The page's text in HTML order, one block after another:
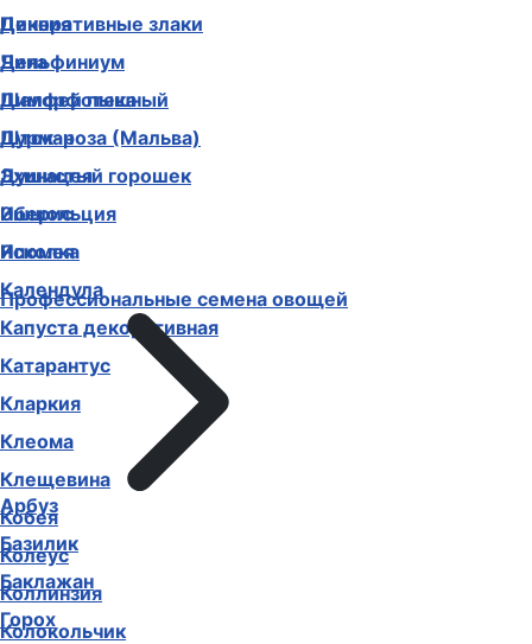
Декоративные злаки
Дельфиниум
Диморфотека
Дурман
Душистый горошек
Иберис
Ипомея
Календула
Капуста декоративная
Катарантус
Кларкия
Клеома
Клещевина
Кобея
Колеус
Коллинзия
Колокольчик
Цинния
Чина
Шалфей пышный
Шток-роза (Мальва)
Эхинацея
Эшшольция
Ясколка
Профессиональные семена овощей
Арбуз
Базилик
Баклажан
Горох